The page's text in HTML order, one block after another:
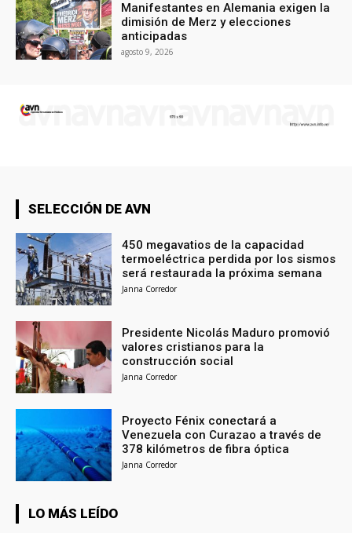
Manifestantes en Alemania exigen la
dimisión de Merz y elecciones
anticipadas
agosto 9, 2026
SELECCIÓN DE AVN
450 megavatios de la capacidad
termoeléctrica perdida por los sismos
será restaurada la próxima semana
Janna Corredor
Presidente Nicolás Maduro promovió
valores cristianos para la
construcción social
Janna Corredor
Proyecto Fénix conectará a
Venezuela con Curazao a través de
378 kilómetros de fibra óptica
Janna Corredor
LO MÁS LEÍDO